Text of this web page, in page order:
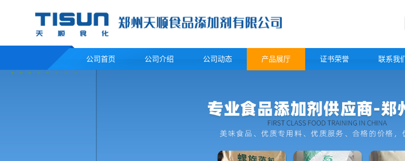
公司首页 公司介绍 公司动态 产品展厅 证书荣誉 联系我们